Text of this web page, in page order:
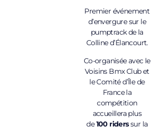
Premier événement
d’envergure sur le
pumptrack de la
Colline d’Élancourt.
Co-organisée avec le
Voisins Bmx Club et
le Comité d’Île de
France la
compétition
accueillera plus
de100 riderssur la